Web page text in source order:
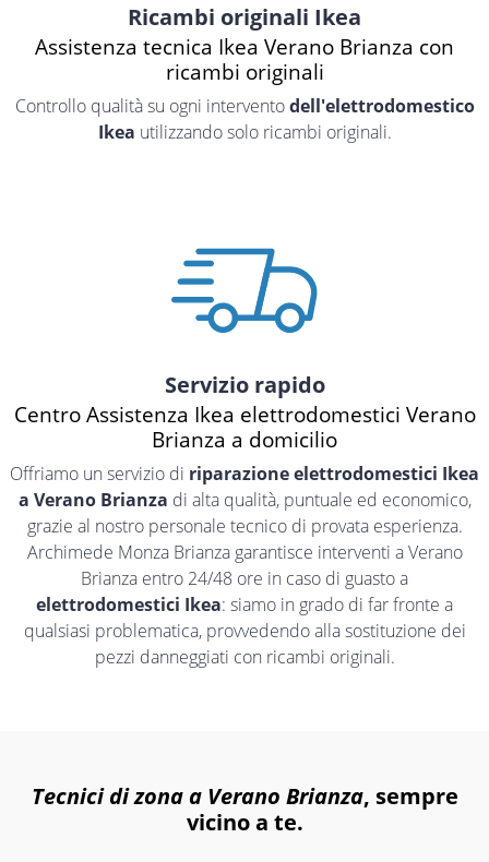
Ricambi originali Ikea
Assistenza tecnica Ikea Verano Brianza con
ricambi originali
Controllo qualità su ogni interventodell'elettrodomestico
Ikea utilizzando solo ricambi originali.
Servizio rapido
Centro Assistenza Ikea elettrodomestici Verano
Brianza a domicilio
Offriamo un servizio di riparazione elettrodomestici Ikea
a Verano Brianza di alta qualità, puntuale ed economico,
grazie al nostro personale tecnico di provata esperienza.
Archimede Monza Brianza garantisce interventi a Verano
Brianza entro 24/48 ore in caso di guasto a
elettrodomestici Ikea: siamo in grado di far fronte a
qualsiasi problematica, provvedendo alla sostituzione dei
pezzi danneggiati con ricambi originali.
Tecnici di zona a Verano Brianza, sempre
vicino a te.